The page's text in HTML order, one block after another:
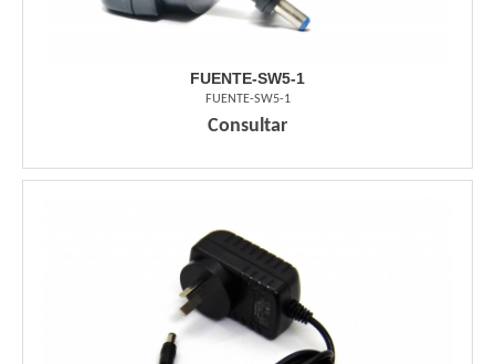
FUENTE-SW5-1
FUENTE-SW5-1
Consultar